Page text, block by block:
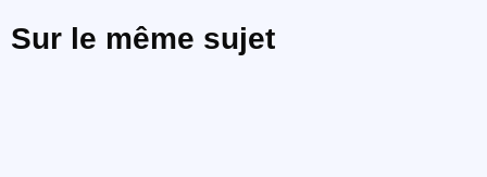
Sur le même sujet